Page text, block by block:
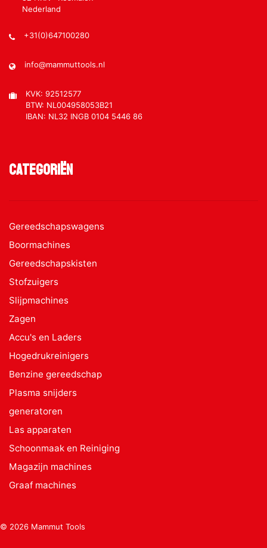
Nederland
+31(0)647100280
info@mammuttools.nl
KVK: 92512577
BTW: NL004958053B21
IBAN: NL32 INGB 0104 5446 86
Categoriën
Gereedschapswagens
Boormachines
Gereedschapskisten
Stofzuigers
Slijpmachines
Zagen
Accu's en Laders
Hogedrukreinigers
Benzine gereedschap
Plasma snijders
generatoren
Las apparaten
Schoonmaak en Reiniging
Magazijn machines
Graaf machines
© 2026 Mammut Tools